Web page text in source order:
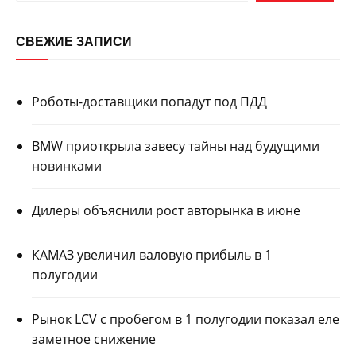
СВЕЖИЕ ЗАПИСИ
Роботы-доставщики попадут под ПДД
BMW приоткрыла завесу тайны над будущими
новинками
Дилеры объяснили рост авторынка в июне
КАМАЗ увеличил валовую прибыль в 1
полугодии
Рынок LCV с пробегом в 1 полугодии показал еле
заметное снижение